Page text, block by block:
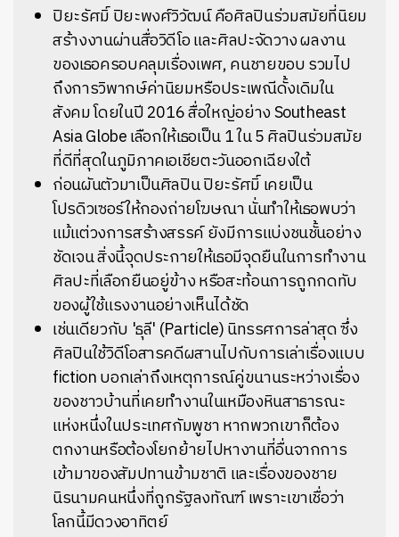
ปิยะรัศมิ์ ปิยะพงศ์วิวัฒน์ คือศิลปินร่วมสมัยที่นิยม
สร้างงานผ่านสื่อวิดีโอ และศิลปะจัดวาง ผลงาน
ของเธอครอบคลุมเรื่องเพศ, คนชายขอบ รวมไป
ถึงการวิพากษ์ค่านิยมหรือประเพณีดั้งเดิมใน
สังคม โดยในปี 2016 สื่อใหญ่อย่าง Southeast
Asia Globe เลือกให้เธอเป็น 1 ใน 5 ศิลปินร่วมสมัย
ที่ดีที่สุดในภูมิภาคเอเชียตะวันออกเฉียงใต้
ก่อนผันตัวมาเป็นศิลปิน ปิยะรัศมิ์ เคยเป็น
โปรดิวเซอร์ให้กองถ่ายโฆษณา นั่นทำให้เธอพบว่า
แม้แต่วงการสร้างสรรค์ ยังมีการแบ่งชนชั้นอย่าง
ชัดเจน สิ่งนี้จุดประกายให้เธอมีจุดยืนในการทำงาน
ศิลปะที่เลือกยืนอยู่ข้าง หรือสะท้อนการถูกกดทับ
ของผู้ใช้แรงงานอย่างเห็นได้ชัด
เช่นเดียวกับ 'ธุลี' (Particle) นิทรรศการล่าสุด ซึ่ง
ศิลปินใช้วิดีโอสารคดีผสานไปกับการเล่าเรื่องแบบ
fiction บอกเล่าถึงเหตุการณ์คู่ขนานระหว่างเรื่อง
ของชาวบ้านที่เคยทำงานในเหมืองหินสาธารณะ
แห่งหนึ่งในประเทศกัมพูชา หากพวกเขาก็ต้อง
ตกงานหรือต้องโยกย้ายไปหางานที่อื่นจากการ
เข้ามาของสัมปทานข้ามชาติ และเรื่องของชาย
นิรนามคนหนึ่งที่ถูกรัฐลงทัณฑ์ เพราะเขาเชื่อว่า
โลกนี้มีดวงอาทิตย์